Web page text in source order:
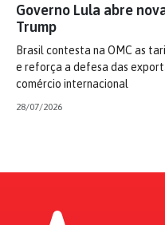
Governo Lula abre
Trump
Brasil contesta na OMC as
e reforça a defesa das
comércio internacional
28/07/2026